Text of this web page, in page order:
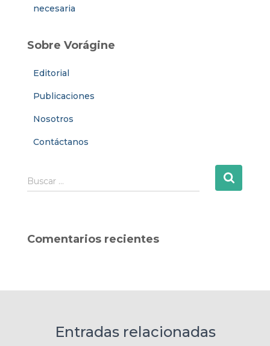
necesaria
Sobre Vorágine
Editorial
Publicaciones
Nosotros
Contáctanos
B
u
r
Buscar …
Comentarios recientes
Entradas relacionadas